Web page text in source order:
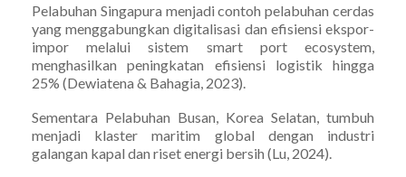
Pelabuhan Singapura menjadi contoh pelabuhan cerdas
yang menggabungkan digitalisasi dan efisiensi ekspor-
impor melalui sistem smart port ecosystem,
menghasilkan peningkatan efisiensi logistik hingga
25% (Dewiatena & Bahagia, 2023).
Sementara Pelabuhan Busan, Korea Selatan, tumbuh
menjadi klaster maritim global dengan industri
galangan kapal dan riset energi bersih (Lu, 2024).